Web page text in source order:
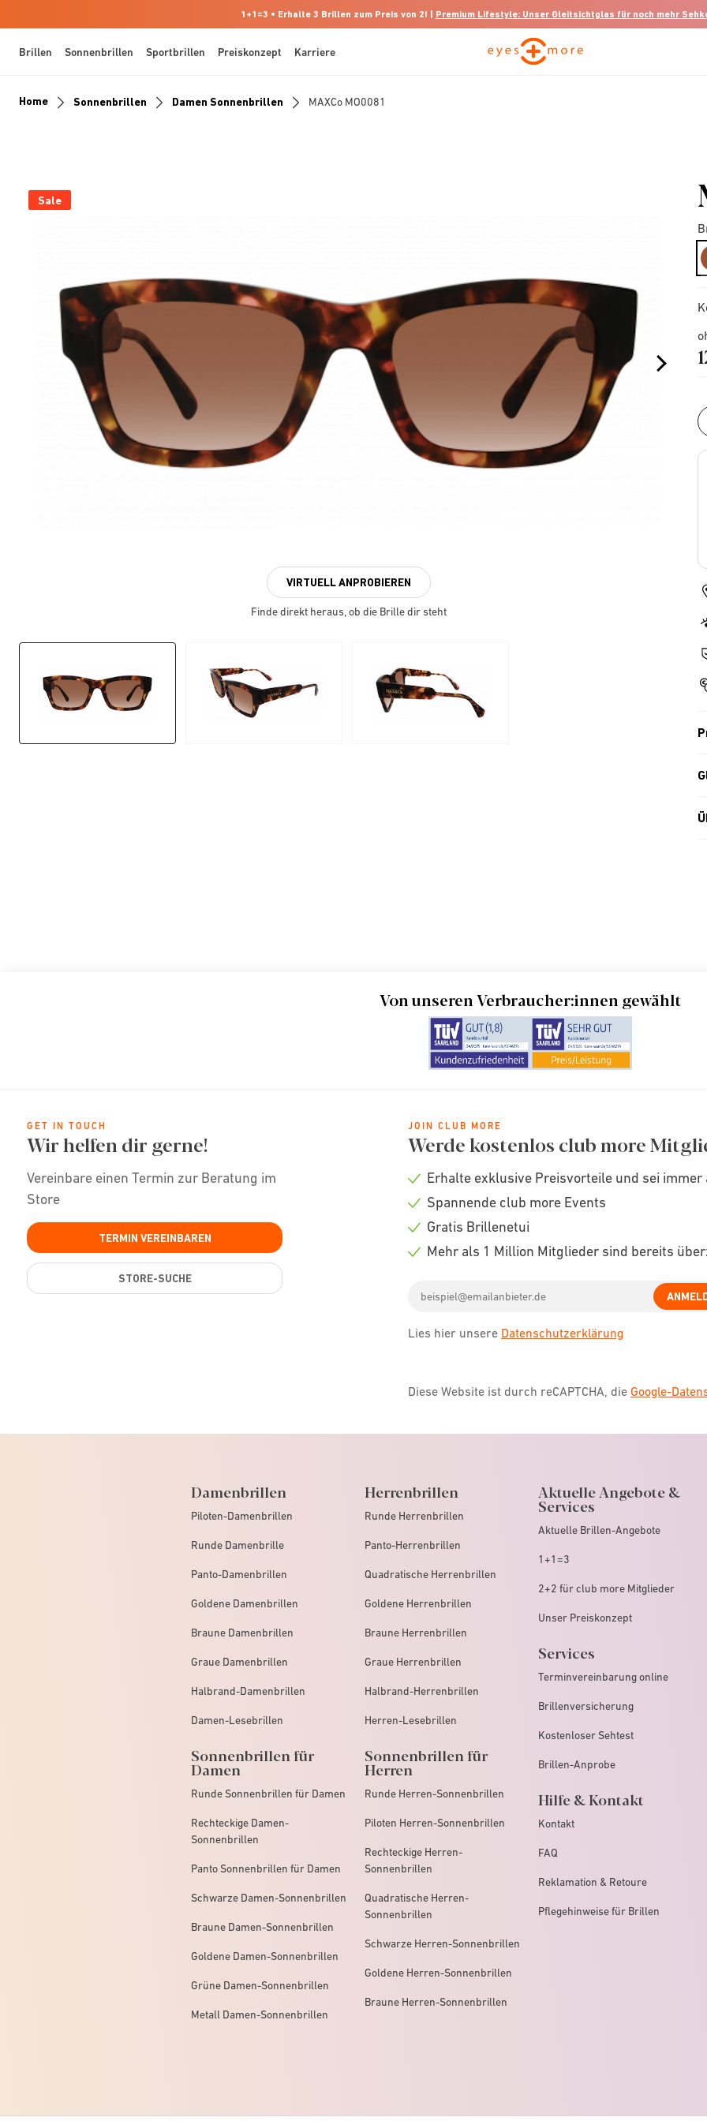
1+1=3 • Erhalte 3 Brillen zum Preis von 2! | Premium Lifestyle: Unser Gleitsichtglas für noch mehr
Brillen Sonnenbrillen Sportbrillen Preiskonzept Karriere
Home Sonnenbrillen Damen Sonnenbrillen MAXCo MO0081
Sale
VIRTUELL ANPROBIEREN
Finde direkt heraus, ob die Brille dir steht
Von unseren Verbraucher:innen gewählt
GET IN TOUCH
Wir helfen dir gerne!
Vereinbare einen Termin zur Beratung im
Store
TERMIN VEREINBAREN
STORE-SUCHE
JOIN CLUB MORE
Werde kostenlos club more
Check
Erhalte exklusive Preisvorteile und sei
Check
Spannende club more Events
Check
Gratis Brillenetui
Mehr als 1 Million Mitglieder sind bereits
address
Lies hier unsere Datenschutzerklärung
Diese Website ist durch reCAPTCHA, die Google-
Damenbrillen
Piloten-Damenbrillen
Runde Damenbrille
Panto-Damenbrillen
Goldene Damenbrillen
Braune Damenbrillen
Graue Damenbrillen
Halbrand-Damenbrillen
Damen-Lesebrillen
Sonnenbrillen für
Damen
Runde Sonnenbrillen für Damen
Rechteckige Damen-
Sonnenbrillen
Panto Sonnenbrillen für Damen
Schwarze Damen-Sonnenbrillen
Braune Damen-Sonnenbrillen
Goldene Damen-Sonnenbrillen
Grüne Damen-Sonnenbrillen
Metall Damen-Sonnenbrillen
Herrenbrillen
Runde Herrenbrillen
Panto-Herrenbrillen
Quadratische Herrenbrillen
Goldene Herrenbrillen
Braune Herrenbrillen
Graue Herrenbrillen
Halbrand-Herrenbrillen
Herren-Lesebrillen
Sonnenbrillen für
Herren
Runde Herren-Sonnenbrillen
Piloten Herren-Sonnenbrillen
Rechteckige Herren-
Sonnenbrillen
Quadratische Herren-
Sonnenbrillen
Schwarze Herren-Sonnenbrillen
Goldene Herren-Sonnenbrillen
Braune Herren-Sonnenbrillen
Aktuelle Angebote &
Services
Aktuelle Brillen-Angebote
1+1=3
2+2 für club more Mitglieder
Unser Preiskonzept
Services
Terminvereinbarung online
Brillenversicherung
Kostenloser Sehtest
Brillen-Anprobe
Hilfe & Kontakt
Kontakt
FAQ
Reklamation & Retoure
Pflegehinweise für Brillen